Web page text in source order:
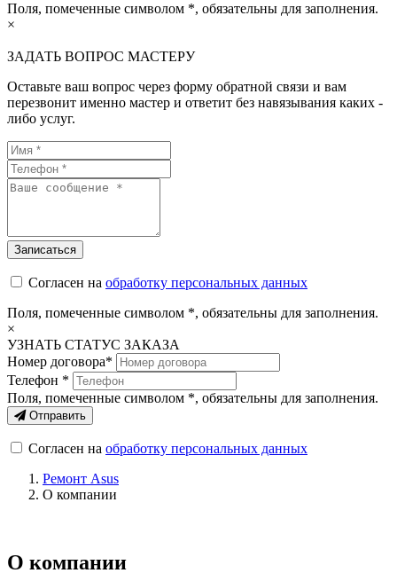
Поля, помеченные символом *, обязательны для заполнения.
×
ЗАДАТЬ ВОПРОС МАСТЕРУ
Оставьте ваш вопрос через форму обратной связи и вам
перезвонит именно мастер и ответит без навязывания каких -
либо услуг.
Согласен на обработку персональных данных
Поля, помеченные символом *, обязательны для заполнения.
×
УЗНАТЬ СТАТУС ЗАКАЗА
Номер договора*
Телефон *
Поля, помеченные символом *, обязательны для заполнения.
Отправить
Согласен на обработку персональных данных
Ремонт Asus
О компании
О компании